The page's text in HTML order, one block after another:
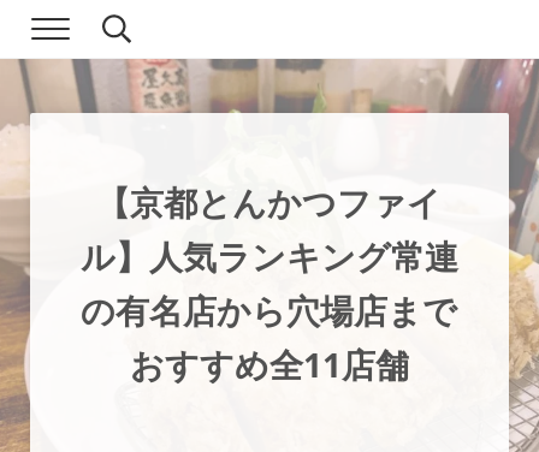
Skip to main content
Skip to header right navigation
Skip to site footer
現実逃避.com
食べ歩き、一人旅…そして時々家族旅行
Menu Search...
【京都とんかつファイ
ル】人気ランキング常連
の有名店から穴場店まで
おすすめ全11店舗